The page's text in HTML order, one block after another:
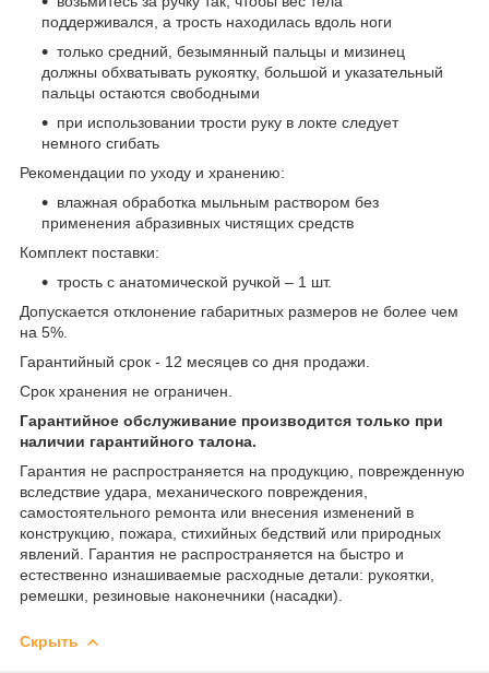
поддерживался, а трость находилась вдоль ноги
только средний, безымянный пальцы и мизинец
должны обхватывать рукоятку, большой и указательный
пальцы остаются свободными
при использовании трости руку в локте следует
немного сгибать
Рекомендации по уходу и хранению:
влажная обработка мыльным раствором без
применения абразивных чистящих средств
Комплект поставки:
трость с анатомической ручкой – 1 шт.
Допускается отклонение габаритных размеров не более чем
на 5%.
Гарантийный срок - 12 месяцев со дня продажи.
Срок хранения не ограничен.
Гарантийное обслуживание производится только при
наличии гарантийного талона.
Гарантия не распространяется на продукцию, поврежденную
вследствие удара, механического повреждения,
самостоятельного ремонта или внесения изменений в
конструкцию, пожара, стихийных бедствий или природных
явлений. Гарантия не распространяется на быстро и
естественно изнашиваемые расходные детали: рукоятки,
ремешки, резиновые наконечники (насадки).
Скрыть